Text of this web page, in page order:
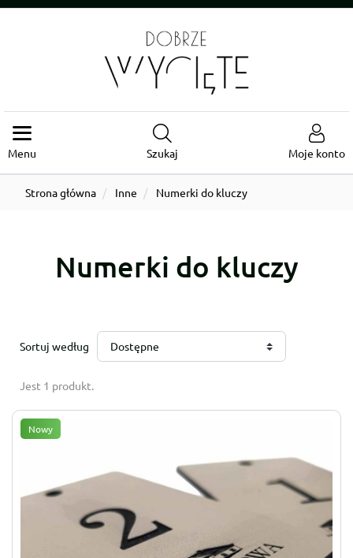
Menu Szukaj Moje konto
Strona główna Inne Numerki do kluczy
Numerki do kluczy
Sortuj według Dostępne
Jest 1 produkt.
Nowy